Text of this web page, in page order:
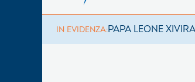
IN EVIDENZA:PAPA LEONE XIV